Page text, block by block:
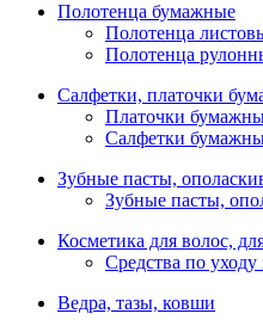
Полотенца бумажные
Полотенца
Полотенца
Салфетки, платочки
Платочки
Салфетки
Зубные пасты,
Зубные пасты,
Косметика для волос,
Средства по уходу
Ведра, тазы, ковши